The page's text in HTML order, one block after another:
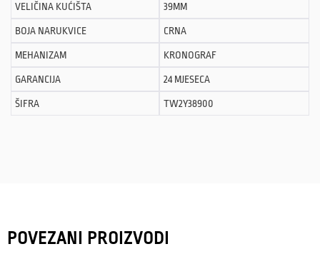
VELIČINA KUĆIŠTA 39MM
BOJA NARUKVICE CRNA
MEHANIZAM KRONOGRAF
GARANCIJA 24 MJESECA
ŠIFRA TW2Y38900
POVEZANI PROIZVODI